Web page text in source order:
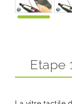
Etape